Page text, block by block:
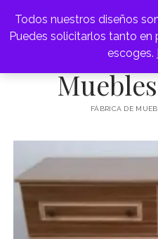
Todos nuestros diseños
Puedes solicitarlos tanto en
escoges.
FÁBRICA
FÁBRICA DE